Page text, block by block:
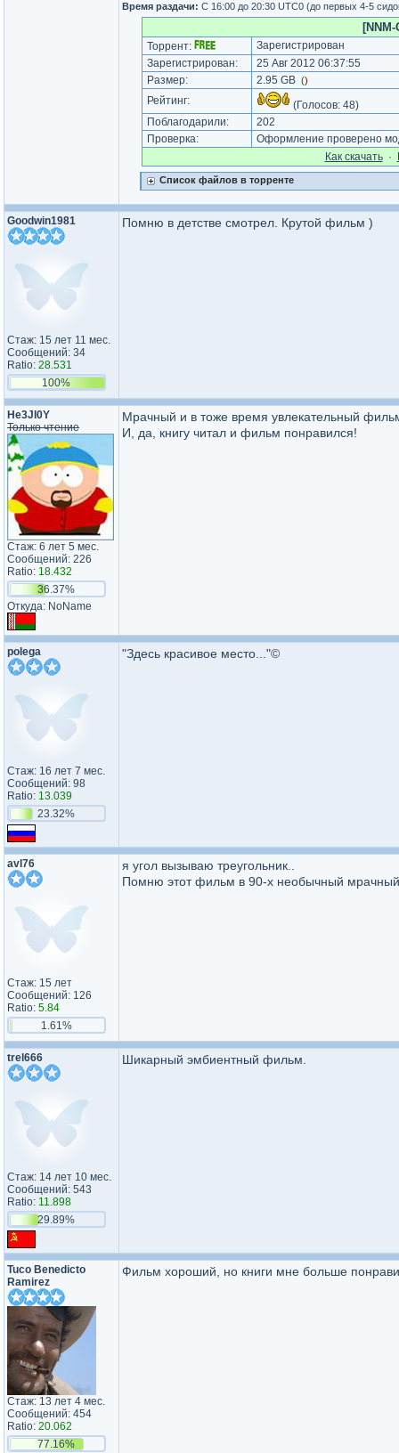
Время раздачи: С 16:00 до 20:30 UTC0 (до первых 4-5
Торрент:
Зарегистрирован
Зарегистрирован:
25 Авг 2012 06:37:55
Размер:
2.95 GB ()
Рейтинг: (Голосов: 48)
Поблагодарили:
202
Проверка:
Оформление проверено
Как cкачать·
Список файлов в торренте
Goodwin1981
Стаж: 15 лет 11 мес.
Сообщений: 34
Ratio: 28.531
100%
Помню в детстве смотрел. Крутой фильм )
He3JI0Y
Только чтение
Стаж: 6 лет 5 мес.
Сообщений: 226
Ratio: 18.432
36.37%
Откуда: NoName
Мрачный и в тоже время увлекательный
И, да, книгу читал и фильм понравился!
polega
Стаж: 16 лет 7 мес.
Сообщений: 98
Ratio: 13.039
23.32%
"Здесь красивое место..."©
avl76
Стаж: 15 лет
Сообщений: 126
Ratio: 5.84
1.61%
я угол вызываю треугольник..
Помню этот фильм в 90-х необычный
trel666
Стаж: 14 лет 10 мес.
Сообщений: 543
Ratio: 11.898
29.89%
Шикарный эмбиентный фильм.
Tuco Benedicto
Ramirez
Стаж: 13 лет 4 мес.
Сообщений: 454
Ratio: 20.062
77.16%
Фильм хороший, но книги мне больше